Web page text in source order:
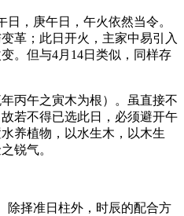
，庚午日，午火依然当令。
革；此日开火，主家中易引入
。但与4月14日类似，同样存
丙午之寅木为根）。虽直接不
若不得已选此日，必须避开午
养植物，以水生木，以木生
锐气。
除择准日柱外，时辰的配合方